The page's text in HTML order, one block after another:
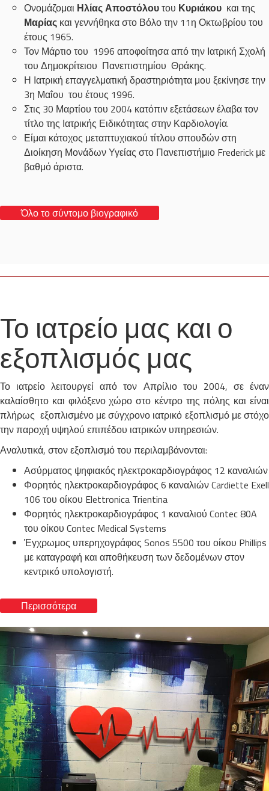
Ονομάζομαι Ηλίας Αποστόλουτου Κυριάκου και της
Μαρίας και γεννήθηκα στο Βόλο την 11η Οκτωβρίου του
έτους 1965.
Τον Μάρτιο του 1996 αποφοίτησα από την Ιατρική Σχολή
του Δημοκρίτειου Πανεπιστημίου Θράκης.
Η Ιατρική επαγγελματική δραστηριότητα μου ξεκίνησε την
3η Μαΐου του έτους 1996.
Στις 30 Μαρτίου του 2004 κατόπιν εξετάσεων έλαβα τον
τίτλο της Ιατρικής Ειδικότητας στην Καρδιολογία.
Είμαι κάτοχος μεταπτυχιακού τίτλου σπουδών στη
Διοίκηση Μονάδων Υγείας στο Πανεπιστήμιο Frederick με
βαθμό άριστα.
Όλο το σύντομο βιογραφικό
Το ιατρείο μας και ο
εξοπλισμός μας
Το ιατρείο λειτουργεί από τον Απρίλιο του 2004, σε έναν
καλαίσθητο και φιλόξενο χώρο στο κέντρο της πόλης και είναι
πλήρως εξοπλισμένο με σύγχρονο ιατρικό εξοπλισμό με στόχο
την παροχή υψηλού επιπέδου ιατρικών υπηρεσιών.
Αναλυτικά, στον εξοπλισμό του περιλαμβάνονται:
Ασύρματος ψηφιακός ηλεκτροκαρδιογράφος 12 καναλιών
Φορητός ηλεκτροκαρδιογράφος 6 καναλιών Cardiette Exell
106 του οίκου Elettronica Trientina
Φορητός ηλεκτροκαρδιογράφος 1 καναλιού Contec 80A
του οίκου Contec Medical Systems
Έγχρωμος υπερηχογράφος Sonos 5500 του οίκου Phillips
με καταγραφή και αποθήκευση των δεδομένων στον
κεντρικό υπολογιστή.
Περισσότερα